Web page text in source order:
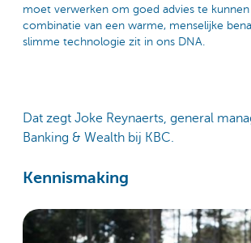
moet verwerken om goed advies te kunnen
combinatie van een warme, menselijke
slimme technologie zit in ons DNA.
Dat zegt Joke Reynaerts, general
Banking & Wealth bij KBC.
Kennismaking